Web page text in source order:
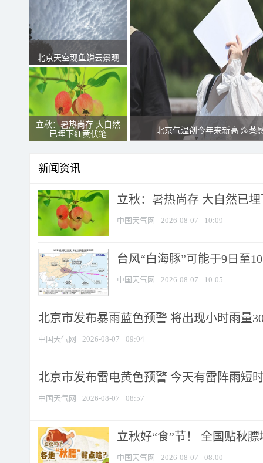
北京天空现鱼鳞云景观
立秋：暑热尚存 大自然
已埋下红黄伏笔
北京气温创今年来新高 焖蒸
新闻资讯
立秋：暑热尚存 大自然已
中国天气网 2026-08-07 10:09
台风“白海豚”可能于9日至
中国天气网 2026-08-07 10:05
北京市发布暴雨蓝色预警 将出现小时雨量
中国天气网 2026-08-07 09:04
北京市发布雷电黄色预警 今天有雷阵雨短
中国天气网 2026-08-07 08:57
立秋好“食”节！ 全国贴秋
中国天气网 2026-08-07 08:00